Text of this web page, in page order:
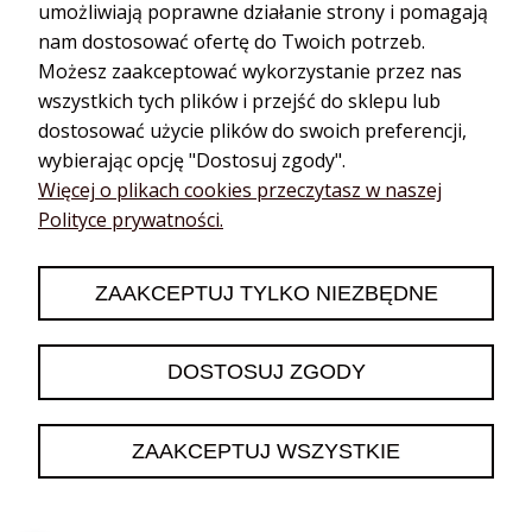
Estragon
Gałka muszkatołowa
Golteria
Goździk
Imbir
Kardamon
Kmin
Koper
Dyfuzory do
aromaterapii
Dyfuzory
samochodowe
Aroma biżuteria
Dyfuzory przenośne
Dyfuzory na kabel
Akupresura
Książki i kursy
Projekt współtworzony przez Fundację Kossakowskiego.
Wszystkie prawa zastrzeżone dla Olejkowy Sklep 2020-2025.
IT Development Priceo.pl / Shoper.pl
Sklep internetowyShoper.pl
umożliwiają poprawne działanie strony i pomagają
nam dostosować ofertę do Twoich potrzeb.
Możesz zaakceptować wykorzystanie przez nas
wszystkich tych plików i przejść do sklepu lub
dostosować użycie plików do swoich preferencji,
wybierając opcję "Dostosuj zgody".
Więcej o plikach cookies przeczytasz w naszej
Polityce prywatności.
ZAAKCEPTUJ TYLKO NIEZBĘDNE
DOSTOSUJ ZGODY
ZAAKCEPTUJ WSZYSTKIE